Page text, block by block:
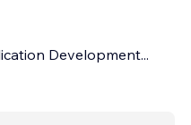
Development...